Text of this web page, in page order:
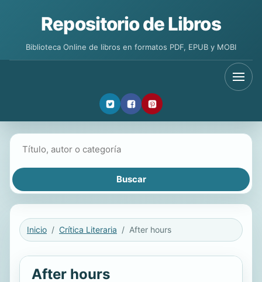
Repositorio de Libros
Biblioteca Online de libros en formatos PDF, EPUB y MOBI
Inicio Crítica Literaria After hours
After hours